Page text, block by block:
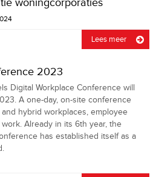
Lees meer
2023
Digital Workplace Conference will
A one-day, on-site conference
hybrid workplaces, employee
Already in its 6th year, the
has established itself as a